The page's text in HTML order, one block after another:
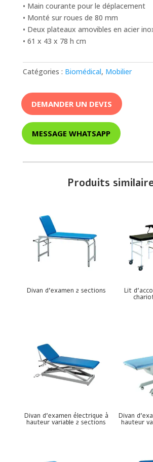
• Main courante pour le déplacement
• Monté sur roues de 80 mm
• Deux plateaux amovibles en acier
• 61 x 43 x 78 h cm
Catégories : Biomédical, Mobilier
DEMANDER UN DEVIS
MESSAGE WHATSAPP
Produits
Divan d’examen 2 sections Lit
Divan d’examen électrique à
hauteur variable 2 sections
Divan
hauteur